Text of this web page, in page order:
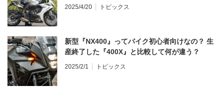
2025/4/20 トピックス
新型『NX400』ってバイク初心者向けなの？ 生
産終了した『400X』と比較して何が違う？
2025/2/1 トピックス